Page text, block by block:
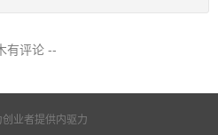
有评论 --
创业者提供内驱力